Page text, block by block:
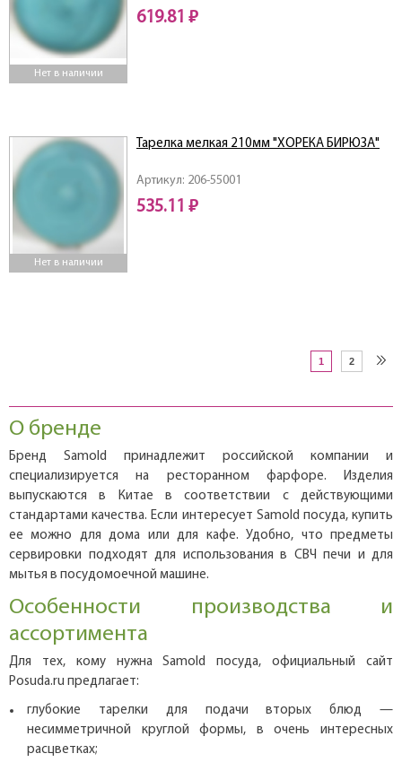
Нет в наличии
619.81 ₽
Нет в наличии
Артикул: 206-55001
Тарелка мелкая 210мм "ХОРЕКА БИРЮЗА"
535.11 ₽
1 2
О бренде
Бренд Samold принадлежит российской компании и
специализируется на ресторанном фарфоре. Изделия
выпускаются в Китае в соответствии с действующими
стандартами качества. Если интересует Samold посуда, купить
ее можно для дома или для кафе. Удобно, что предметы
сервировки подходят для использования в СВЧ печи и для
мытья в посудомоечной машине.
Особенности производства и
ассортимента
Для тех, кому нужна Samold посуда, официальный сайт
Posuda.ru предлагает:
глубокие тарелки для подачи вторых блюд —
несимметричной круглой формы, в очень интересных
расцветках;